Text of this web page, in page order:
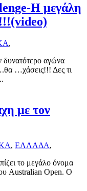
Η μεγάλη
,
δυνατότερο αγώνα
…χάσεις!!! Δες τι
με τον
, ΕΛΛΑΔΑ,
το μεγάλο όνομα
Australian Open. Ο